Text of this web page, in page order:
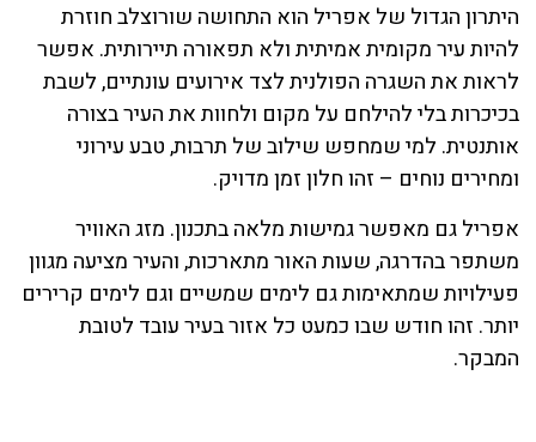
היתרון הגדול של אפריל הוא התחושה שורוצלב חוזרת
להיות עיר מקומית אמיתית ולא תפאורה תיירותית. אפשר
לראות את השגרה הפולנית לצד אירועים עונתיים, לשבת
בכיכרות בלי להילחם על מקום ולחוות את העיר בצורה
אותנטית. למי שמחפש שילוב של תרבות, טבע עירוני
ומחירים נוחים – זהו חלון זמן מדויק.
אפריל גם מאפשר גמישות מלאה בתכנון. מזג האוויר
משתפר בהדרגה, שעות האור מתארכות, והעיר מציעה מגוון
פעילויות שמתאימות גם לימים שמשיים וגם לימים קרירים
יותר. זהו חודש שבו כמעט כל אזור בעיר עובד לטובת
המבקר.